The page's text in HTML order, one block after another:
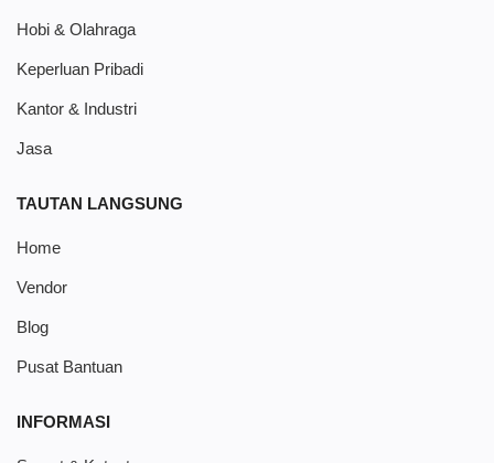
Hobi & Olahraga
Keperluan Pribadi
Kantor & Industri
Jasa
TAUTAN LANGSUNG
Home
Vendor
Blog
Pusat Bantuan
INFORMASI